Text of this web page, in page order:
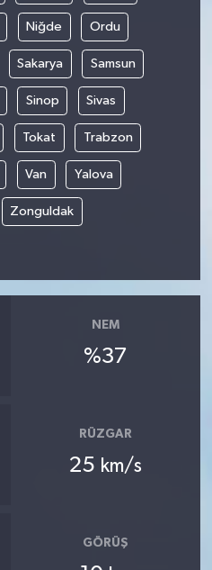
Niğde Ordu
Sakarya Samsun
Sinop Sivas
Tokat Trabzon
Van Yalova
Zonguldak
NEM
%37
RÜZGAR
25 km/s
GÖRÜŞ